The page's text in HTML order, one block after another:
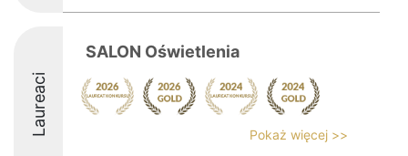
Laureaci
SALON Oświetlenia
Pokaż więcej >>